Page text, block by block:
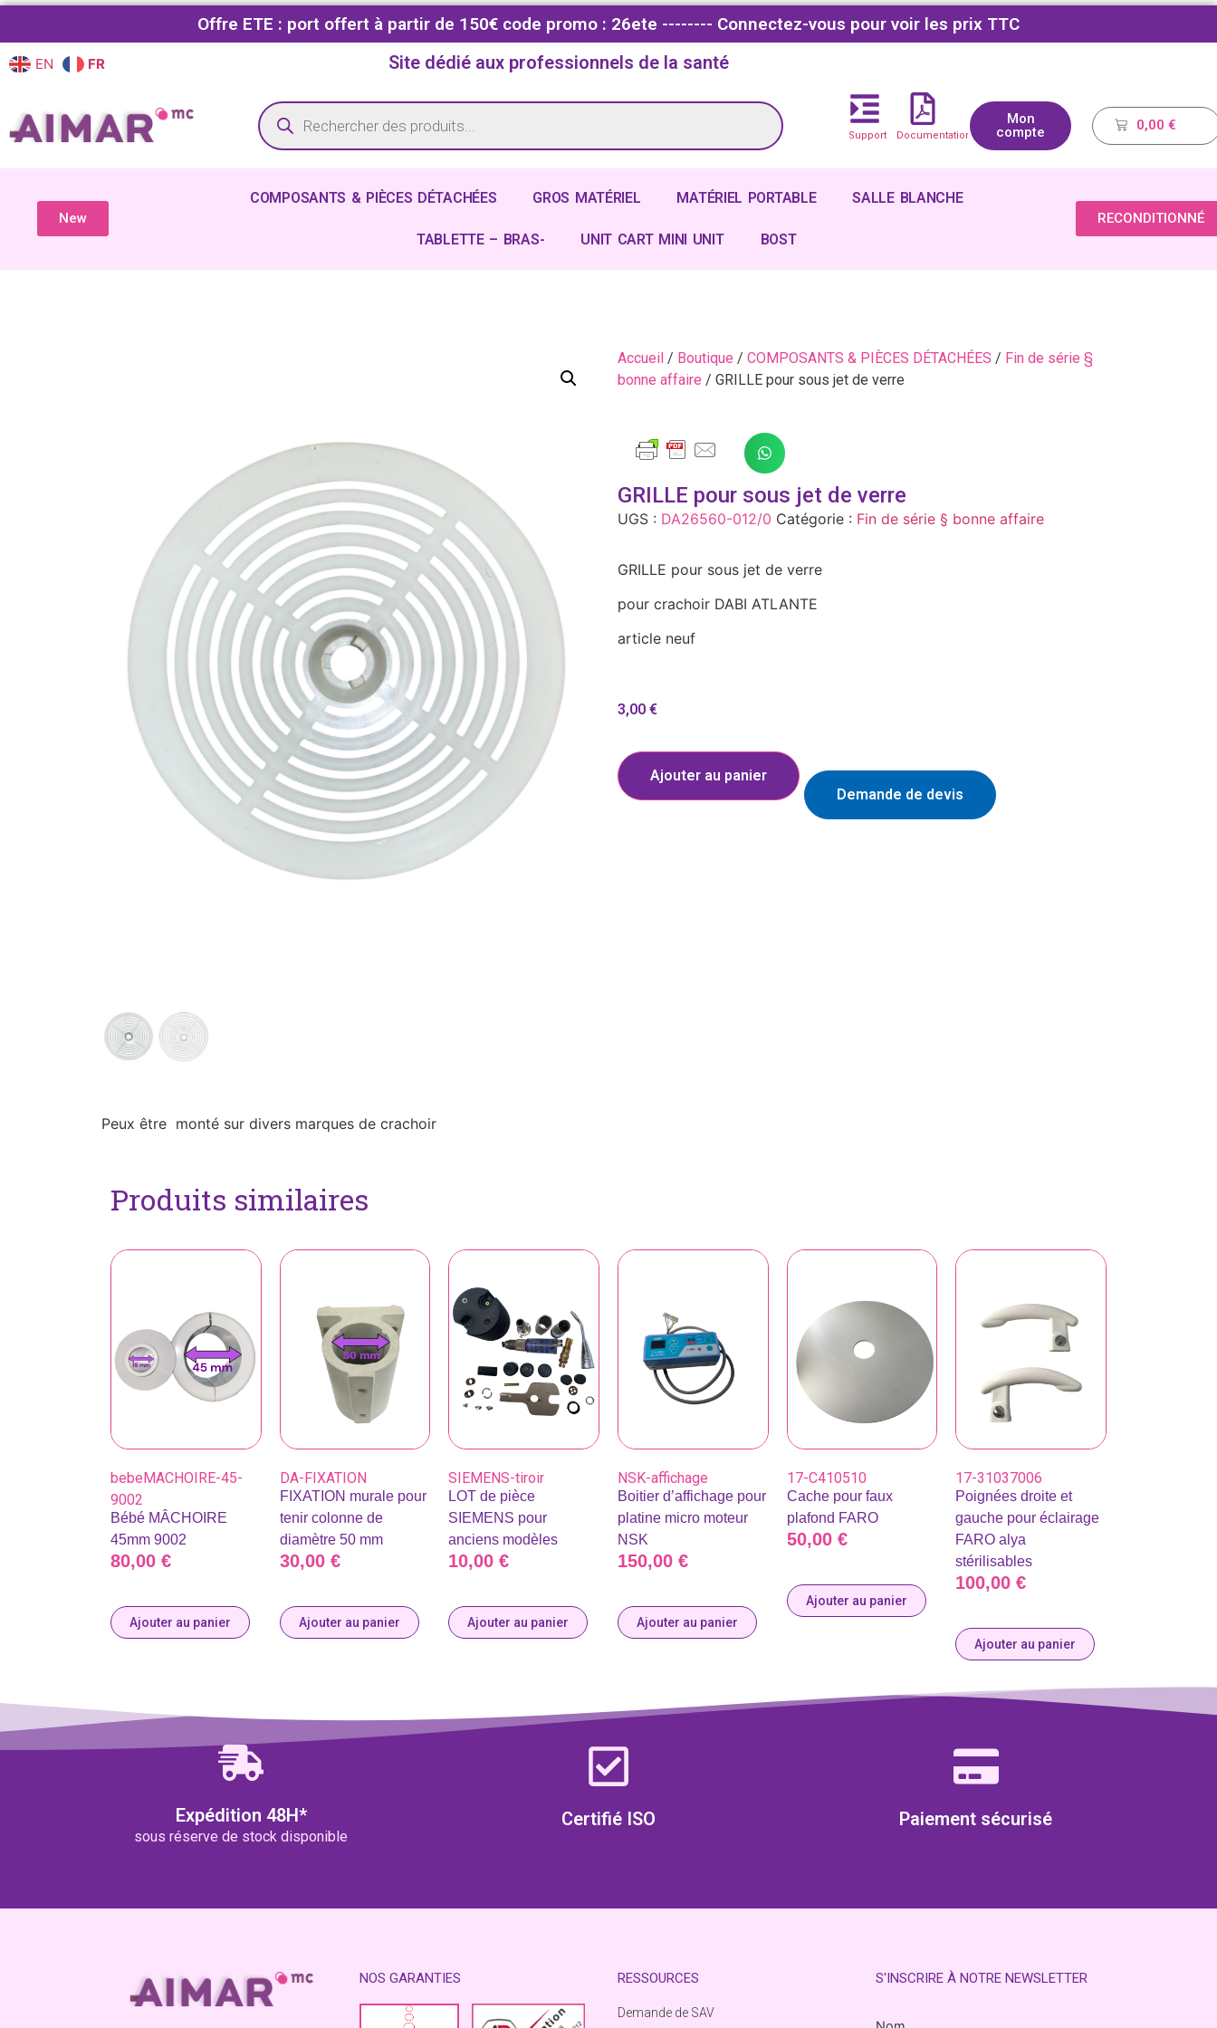
Offre ETE : port offert à partir de 150€ code promo : 26ete -------- Connectez-vous pour voir les prix TTC
EN FR Site dédié aux professionnels de la santé
Support Documentations
Mon
compte
0,00 €
New
COMPOSANTS & PIÈCES DÉTACHÉES GROS MATÉRIEL MATÉRIEL PORTABLE SALLE BLANCHE
TABLETTE – BRAS- UNIT CART MINI UNIT BOST
RECONDITIONNÉ
Peux être monté sur divers marques de crachoir
Accueil / Boutique / COMPOSANTS & PIÈCES DÉTACHÉES / Fin de série §
bonne affaire / GRILLE pour sous jet de verre
GRILLE pour sous jet de verre
UGS : DA26560-012/0 Catégorie : Fin de série § bonne affaire
GRILLE pour sous jet de verre
pour crachoir DABI ATLANTE
article neuf
3,00 €
Ajouter au panier
Demande de devis
Produits similaires
bebeMACHOIRE-45-
9002
Bébé MÂCHOIRE
45mm 9002
80,00 €
Ajouter au panier
DA-FIXATION
FIXATION murale pour
tenir colonne de
diamètre 50 mm
30,00 €
Ajouter au panier
SIEMENS-tiroir
LOT de pièce
SIEMENS pour
anciens modèles
10,00€
Ajouter au panier
NSK-affichage
Boitier d’affichage pour
platine micro moteur
NSK
150,00 €
Ajouter au panier
17-C410510
Cache pour faux
plafond FARO
50,00 €
Ajouter au panier
17-31037006
Poignées droite et
gauche pour éclairage
FARO alya
stérilisables
100,00€
Ajouter au panier
Expédition 48H*
sous réserve de stock disponible
Certifié ISO Paiement sécurisé
NOS GARANTIES RESSOURCES
Demande de SAV
S'INSCRIRE À NOTRE NEWSLETTER